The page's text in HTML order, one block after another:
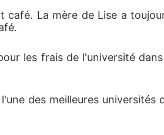
La mère de Lise a
les frais de l'université
des meilleures universités